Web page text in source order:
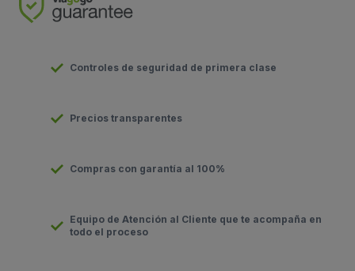
Controles de seguridad de primera clase
Precios transparentes
Compras con garantía al 100%
Equipo de Atención al Cliente que te acompaña en
todo el proceso